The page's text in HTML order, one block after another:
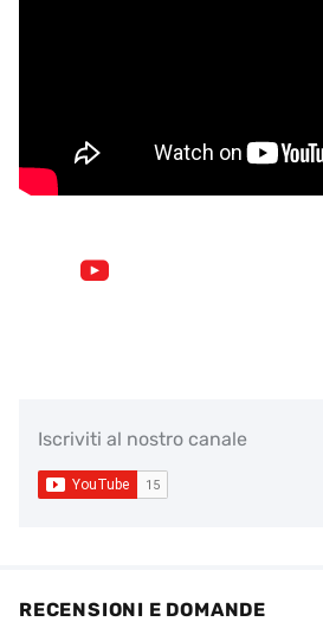
Iscriviti al nostro canale
RECENSIONI E DOMANDE